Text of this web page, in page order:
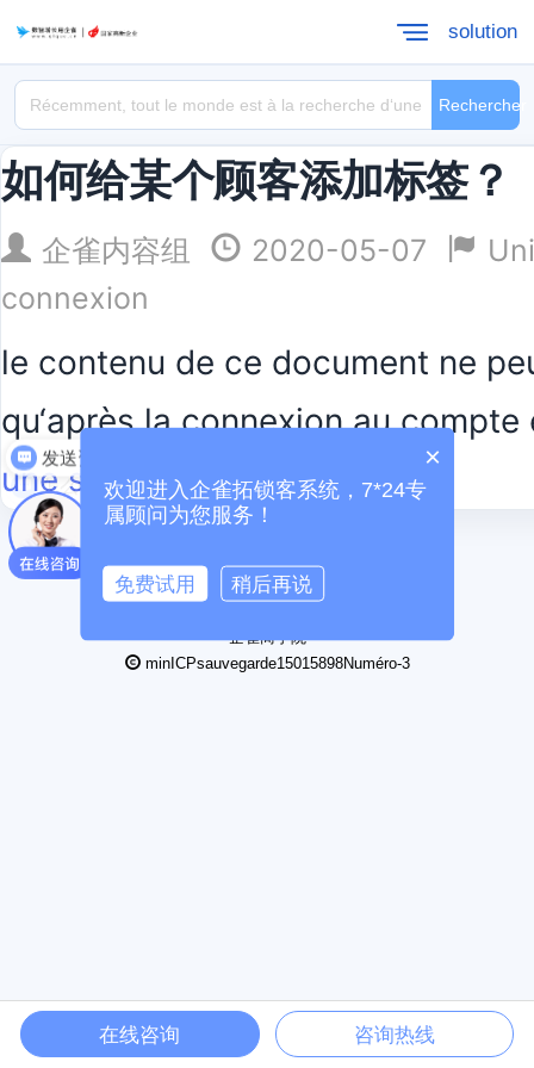
solution
Rechercher
如何给某个顾客添加标签？
企雀内容组 2020-05-07
connexion
le contenu de ce document ne
qu‘après la connexion au
une session
2013-2026MihuOs co., ltd., technologie mihu co., ltd
企雀商学院
minICPsauvegarde15015898Numéro-3
发送资料
怎么收费
×
欢迎进入企雀拓锁客系统，7*24专
属顾问为您服务！
免费试用 稍后再说
在线咨询 咨询热线